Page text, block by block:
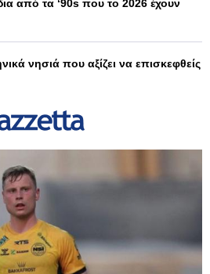
από τα ‘90s που το 2026 έχουν
νησιά που αξίζει να επισκεφθείς